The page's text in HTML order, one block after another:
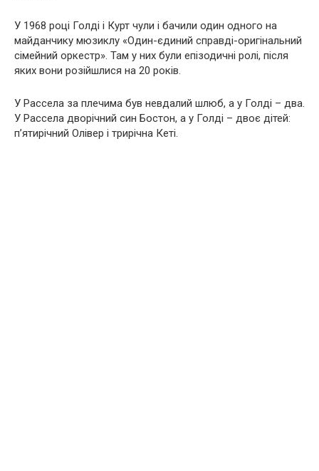
У 1968 році Голді і Курт чули і бачили один одного на
майданчику мюзиклу «Один-єдиний справді-оригінальний
сімейний оркестр». Там у них були епізодичні ролі, після
яких вони розійшлися на 20 років.
У Рассела за плечима був невдалий шлюб, а у Голді – два.
У Рассела дворічний син Бостон, а у Голді – двоє дітей:
п’ятирічний Олівер і трирічна Кеті.